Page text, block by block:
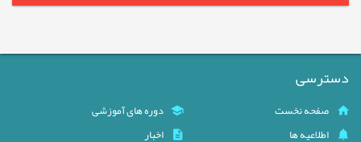
دسترسی
صفحه نخست
دوره های آموزشی
اطلاعیه ها
اخبار